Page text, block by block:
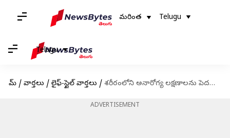
మరింత Telugu
Telugu
హోమ్ / వార్తలు / లైఫ్-స్టైల్ వార్తలు / శరీరంలోని అనారోగ్య లక్షణాలను పెదవులు ఎలా తెలియజేస్తాయో చూడండి
ADVERTISEMENT